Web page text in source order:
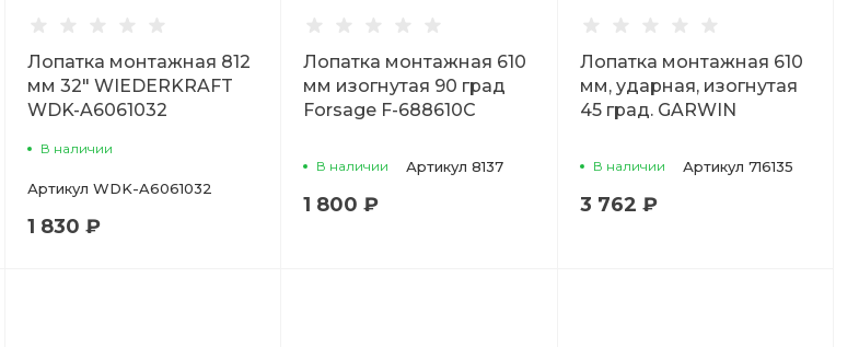
Лопатка монтажная 812
мм 32" WIEDERKRAFT
WDK-A6061032
В наличии
Артикул WDK-A6061032
1 830 ₽
Лопатка монтажная 610
мм изогнутая 90 град
Forsage F-688610C
В наличии Артикул 8137
1 800 ₽
Лопатка монтажная 610
мм, ударная, изогнутая
45 град. GARWIN
В наличии Артикул 716135
3 762 ₽